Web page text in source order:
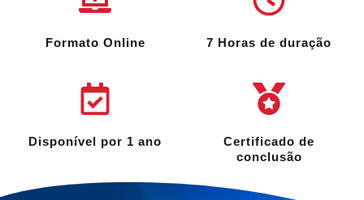
Formato Online 7 Horas de duração
Disponível por 1 ano
Certificado de
conclusão